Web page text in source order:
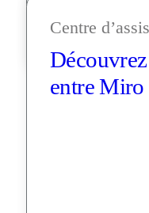
Centre
entre